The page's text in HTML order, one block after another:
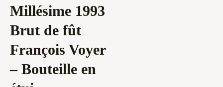
Millésime 1993
Brut de fût
François Voyer
– Bouteille en